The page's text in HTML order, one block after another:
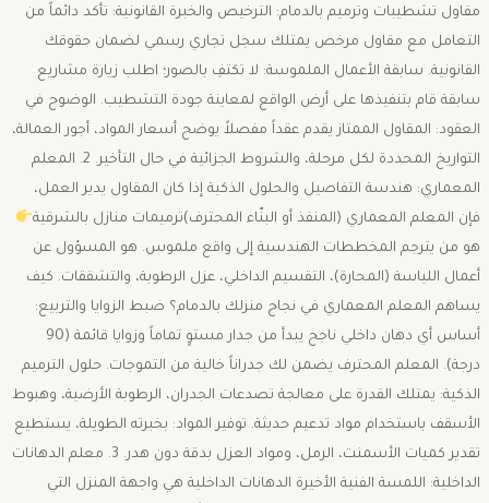
مقاول تشطيبات وترميم بالدمام: ​الترخيص والخبرة القانونية: تأكد دائماً من
التعامل مع مقاول مرخص يمتلك سجل تجاري رسمي لضمان حقوقك
القانونية. ​سابقة الأعمال الملموسة: لا تكتفِ بالصور؛ اطلب زيارة مشاريع
سابقة قام بتنفيذها على أرض الواقع لمعاينة جودة التشطيب. ​الوضوح في
العقود: المقاول الممتاز يقدم عقداً مفصلاً يوضح أسعار المواد، أجور العمالة،
التواريخ المحددة لكل مرحلة، والشروط الجزائية في حال التأخير. ​2. المعلم
المعماري: هندسة التفاصيل والحلول الذكية ​إذا كان المقاول يدير العمل،
فإن المعلم المعماري (المنفذ أو البنّاء المحترف)ترميمات منازل بالشرقية
هو من يترجم المخططات الهندسية إلى واقع ملموس. هو المسؤول عن
أعمال اللياسة (المحارة)، التقسيم الداخلي، عزل الرطوبة، والتشققات. ​كيف
يساهم المعلم المعماري في نجاح منزلك بالدمام؟ ​ضبط الزوايا والتربيع:
أساس أي دهان داخلي ناجح يبدأ من جدار مستوٍ تماماً وزوايا قائمة (90
درجة). المعلم المحترف يضمن لك جدراناً خالية من التموجات. ​حلول الترميم
الذكية: يمتلك القدرة على معالجة تصدعات الجدران، الرطوبة الأرضية، وهبوط
الأسقف باستخدام مواد تدعيم حديثة. توفير المواد: بخبرته الطويلة، يستطيع
تقدير كميات الأسمنت، الرمل، ومواد العزل بدقة دون هدر. ​3. معلم الدهانات
الداخلية: اللمسة الفنية الأخيرة ​الدهانات الداخلية هي واجهة المنزل التي